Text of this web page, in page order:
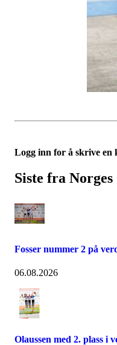
Logg inn for å skrive en
Siste fra
Fosser nummer 2 på
06.08.2026
Olaussen med 2. plass i